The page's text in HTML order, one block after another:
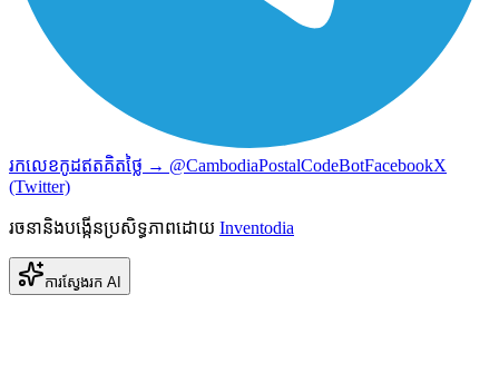
រកលេខកូដឥតគិតថ្លៃ → @CambodiaPostalCodeBotFacebookX
(Twitter)
រចនានិងបង្កើនប្រសិទ្ធភាពដោយ Inventodia
ការស្វែងរក AI